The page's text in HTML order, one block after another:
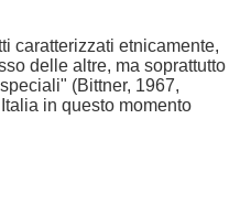
caratterizzati etnicamente,
delle altre, ma soprattutto
(Bittner, 1967,
in questo momento